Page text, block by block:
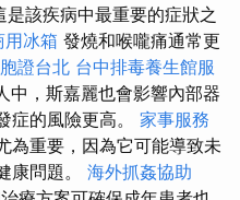
是該疾病中最重要的症狀之
用冰箱 發燒和喉嚨痛通常更
證台北 台中排毒養生館服
中，斯嘉麗也會影響內部器
症的風險更高。 家事服務
為重要，因為它可能導致未
康問題。 海外抓姦協助